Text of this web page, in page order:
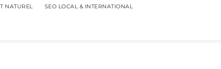
NATUREL SEO LOCAL & INTERNATIONAL